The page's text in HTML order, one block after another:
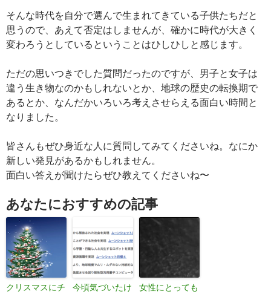
そんな時代を自分で選んで生まれてきている子供たちだと
思うので、あえて否定はしませんが、確かに時代が大きく
変わろうとしているということはひしひしと感じます。
ただの思いつきでした質問だったのですが、男子と女子は
違う生き物なのかもしれないとか、地球の歴史の転換期で
あるとか、なんだかいろいろ考えさせらえる面白い時間と
なりました。
皆さんもぜひ身近な人に質問してみてくださいね。なにか
新しい発見があるかもしれません。
面白い答えが聞けたらぜひ教えてくださいね〜
あなたにおすすめの記事
クリスマスにチ
今頃気づいたけ
女性にとっても